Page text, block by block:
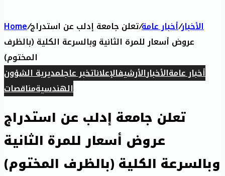
Home/ الأخبار/أخبار عامة/تعلن جامعة إدلب عن استدراج
عروض أسعار للمرة الثانية وبالسرعة الكلية (بالظرف
المختوم)
أخبار عامةالأخبارالأرشيفالإعلاناتخبر عاجلمديرية الشؤون
الهندسيةمناقصات
تعلن جامعة إدلب عن استدراج
عروض أسعار للمرة الثانية
وبالسرعة الكلية (بالظرف المختوم)